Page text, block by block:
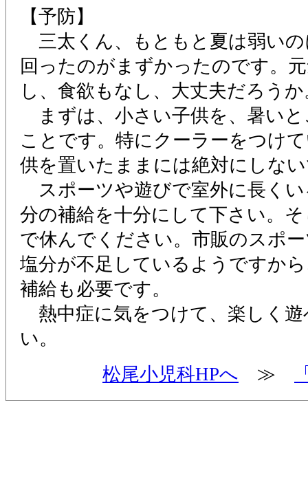
【予防】
三太くん、もともと夏は弱い
回ったのがまずかったのです。
し、食欲もなし、大丈夫だろうか
まずは、小さい子供を、暑い
ことです。特にクーラーをつけ
供を置いたままには絶対にしな
スポーツや遊びで室外に長く
分の補給を十分にして下さい。
で休んでください。市販のスポ
塩分が不足しているようですか
補給も必要です。
熱中症に気をつけて、楽しく
い。
松尾小児科HPへ ≫